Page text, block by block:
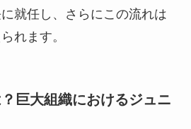
就任し、さらにこの流れは
れます。
巨大組織におけるジュニ